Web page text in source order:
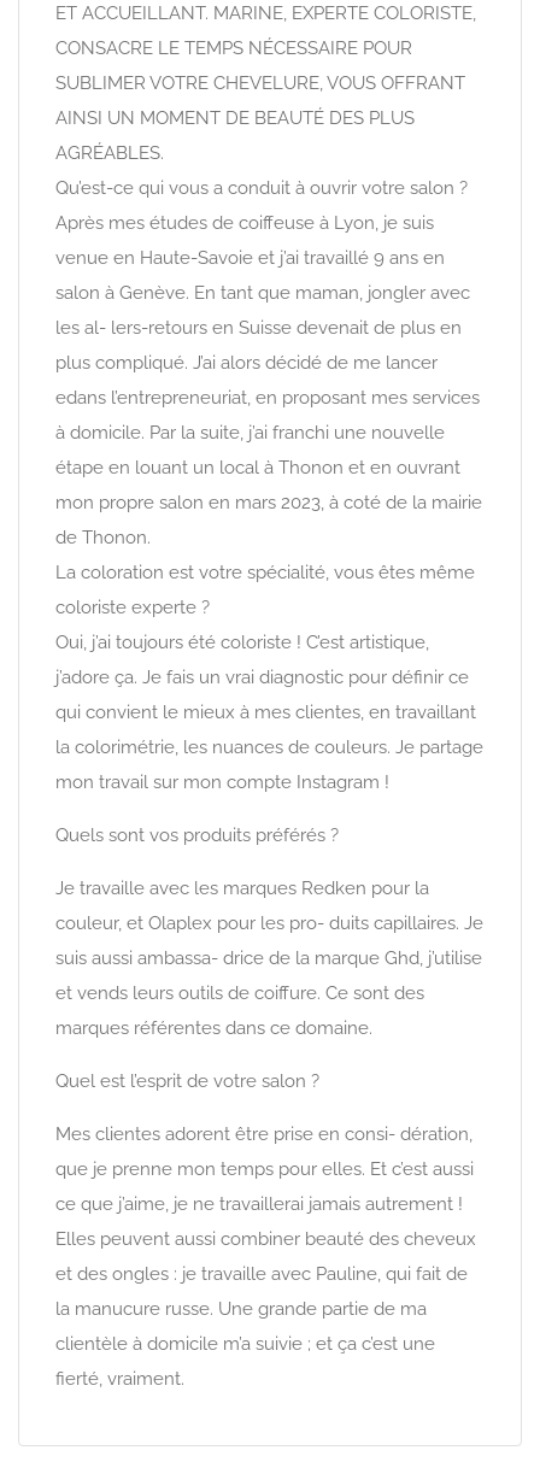
ET ACCUEILLANT. MARINE, EXPERTE COLORISTE,
CONSACRE LE TEMPS NÉCESSAIRE POUR
SUBLIMER VOTRE CHEVELURE, VOUS OFFRANT
AINSI UN MOMENT DE BEAUTÉ DES PLUS
AGRÉABLES.
Qu’est-ce qui vous a conduit à ouvrir votre salon ?
Après mes études de coiffeuse à Lyon, je suis
venue en Haute-Savoie et j’ai travaillé 9 ans en
salon à Genève. En tant que maman, jongler avec
les al- lers-retours en Suisse devenait de plus en
plus compliqué. J’ai alors décidé de me lancer
edans l’entrepreneuriat, en proposant mes services
à domicile. Par la suite, j’ai franchi une nouvelle
étape en louant un local à Thonon et en ouvrant
mon propre salon en mars 2023, à coté de la mairie
de Thonon.
La coloration est votre spécialité, vous êtes même
coloriste experte ?
Oui, j’ai toujours été coloriste ! C’est artistique,
j’adore ça. Je fais un vrai diagnostic pour définir ce
qui convient le mieux à mes clientes, en travaillant
la colorimétrie, les nuances de couleurs. Je partage
mon travail sur mon compte Instagram !
Quels sont vos produits préférés ?
Je travaille avec les marques Redken pour la
couleur, et Olaplex pour les pro- duits capillaires. Je
suis aussi ambassa- drice de la marque Ghd, j’utilise
et vends leurs outils de coiffure. Ce sont des
marques référentes dans ce domaine.
Quel est l’esprit de votre salon ?
Mes clientes adorent être prise en consi- dération,
que je prenne mon temps pour elles. Et c’est aussi
ce que j’aime, je ne travaillerai jamais autrement !
Elles peuvent aussi combiner beauté des cheveux
et des ongles : je travaille avec Pauline, qui fait de
la manucure russe. Une grande partie de ma
clientèle à domicile m’a suivie ; et ça c’est une
fierté, vraiment.